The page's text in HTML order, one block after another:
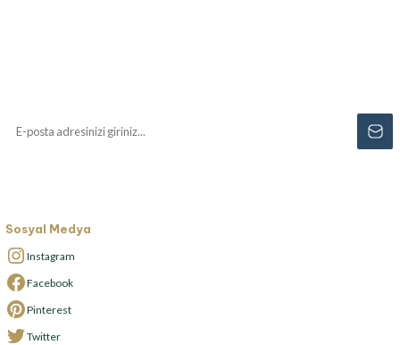
Sosyal Medya
Instagram
Facebook
Pinterest
Twitter